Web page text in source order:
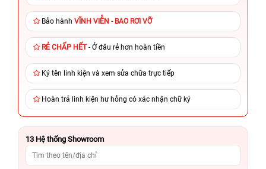
Bảo hành VĨNH VIỄN - BAO RƠI VỠ
RẺ CHẤP HẾT- Ở đâu rẻ hơn hoàn tiền
Ký tên linh kiện và xem sửa chữa trực tiếp
Hoàn trả linh kiện hư hỏng có xác nhận chữ ký
13 Hệ thống Showroom